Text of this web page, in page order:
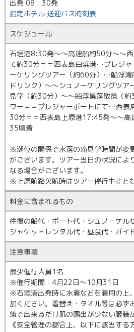
出発 08：30発
指定ホテル 送迎バス時刻表
スケジュール
石垣港8:30発～～高速船約50分～～
て約30分＝＝西表島白浜港…プレジャ
ーケリングツアー（約60分）…船浮湾
ドリンク）～～シュノーケリングツ
見学（約30分）～～船浮集落散策（
ワー＝＝プレジャーボートにて…西表
30分＝＝西表島上原港17:45発～～高
35頃着
※潮位の関係で水落の滝見学時間が変
がございます。ツアー当日の状況によ
なる場合がございます。
※上原航路欠航時はツアー催行中止と
料金に含まれるもの
往復の船代・ボート代・シュノーケル
ジャケットレンタル代・昼食代・ガイ
注意事項
最少催行人員1名
※催行期間：4月22日～10月31日
※石垣港出発時に水着などを着用の上
加ください。着替え・タオル等は必ず
策で出来るだけ肌の露出が少ない服装
《安全管理の都合上、以下に該当する